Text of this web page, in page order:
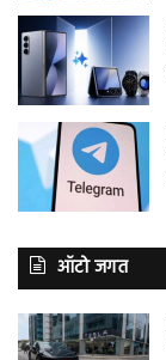
ऑटो जगत